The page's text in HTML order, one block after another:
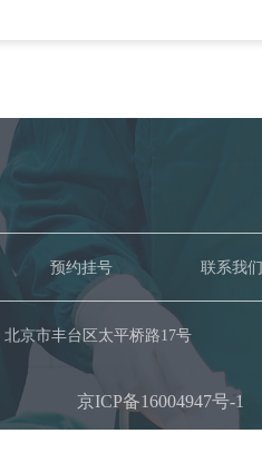
预约挂号 联系我们
北京市丰台区太平桥路17号
京ICP备16004947号-1